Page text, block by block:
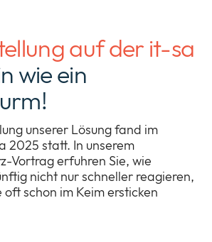
auf der it-sa
wie ein
unserer Lösung fand im
2025 statt. In unserem
Vortrag erfuhren Sie, wie
nicht nur schneller reagieren,
schon im Keim ersticken